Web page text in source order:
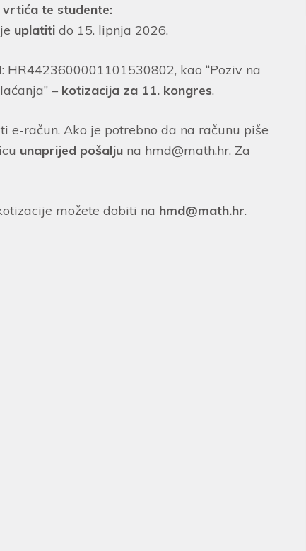
te studente:
uplatiti do 15. lipnja 2026.
kao “Poziv na
– kotizacija za 11. kongres.
e-račun. Ako je potrebno da na računu piše
unaprijed pošalju na hmd@math.hr. Za
možete dobiti na hmd@math.hr.